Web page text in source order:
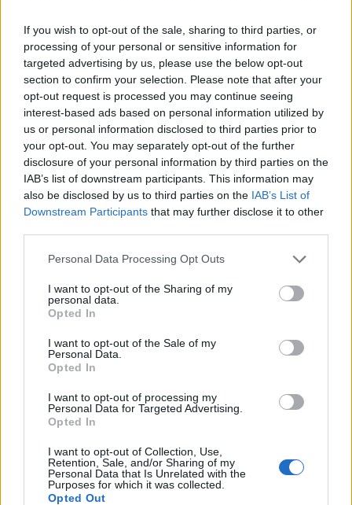
If you wish to opt-out of the sale, sharing to third parties, or
processing of your personal or sensitive information for
targeted advertising by us, please use the below opt-out
section to confirm your selection. Please note that after your
opt-out request is processed you may continue seeing
interest-based ads based on personal information utilized by
us or personal information disclosed to third parties prior to
your opt-out. You may separately opt-out of the further
disclosure of your personal information by third parties on the
IAB’s list of downstream participants. This information may
also be disclosed by us to third parties on the IAB’s List of
Downstream Participants that may further disclose it to other
Please note that this website/app uses one or more Google
not limited to your visit or usage behaviour. You may click to
grant or deny consent to Google and its third-party tags to
use your data for below specified purposes in below Google
consent section.
Personal Data Processing Opt Outs
I want to opt-out of the Sharing of my
personal data.
Opted In
I want to opt-out of the Sale of my
Personal Data.
Opted In
I want to opt-out of processing my
Personal Data for Targeted Advertising.
Opted In
I want to opt-out of Collection, Use,
Retention, Sale, and/or Sharing of my
Personal Data that Is Unrelated with the
Purposes for which it was collected.
Opted Out
2111981535 και για την αγορά τους είναι
υποχρεωτική, όπως και τα προηγούμενα χρόνια, η
αγορά / κατοχή Κάρτας Φίλου ΑΕΚ.
Υπενθυμίζεται ότι τα παιδιά απαιτείται να καθίσουν
σε ξεχωριστή θέση και κατά συνέπεια είναι
απαραίτητη η αγορά εισιτηρίου.
Όποιος φίλος της ΑΕΚ επιθυμεί να αγοράσει
μόνο με e-mail στη διεύθυνση tickets@aekfc.gr.
Την ημέρα του αγώνα θα λειτουργήσει το εκδοτήριο
γηπέδου) ως Information Desk από τις 11.00 έως τις
Κάνε κλικ και δες περισσότερο
Flash.grστην αναζήτηση της